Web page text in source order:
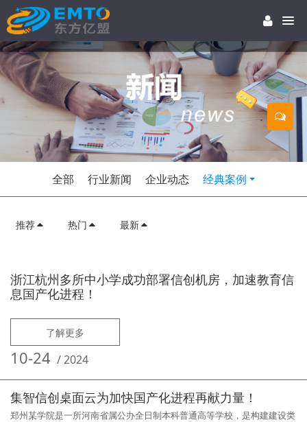
全部 行业新闻 企业动态 经典案例
推荐 热门 最新
浙江杭州多所中小学成功部署信创机房，加速教育信
息国产化进程！
了解更多
10-24 /2024
集智信创桌面云为加快国产化进程再献力量！
郑州某学院是一所河南省属公办全日制本科普通高等学校，是构建建设类